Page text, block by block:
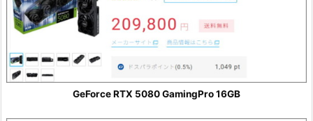
GeForce RTX 5080 GamingPro 16GB